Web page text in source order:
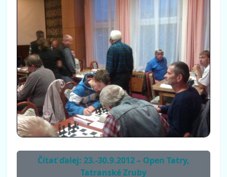
Čítať ďalej: 23.-30.9.2012 – Open Tatry,
Tatranské Zruby